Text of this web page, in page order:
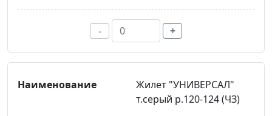
- +
Жилет "УНИВЕРСАЛ"
т.серый р.120-124 (ЧЗ)